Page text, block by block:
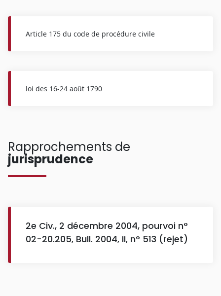
Article 175 du code de procédure civile
loi des 16-24 août 1790
Rapprochements de
jurisprudence
2e Civ., 2 décembre 2004, pourvoi n°
02-20.205, Bull. 2004, II, n° 513 (rejet)